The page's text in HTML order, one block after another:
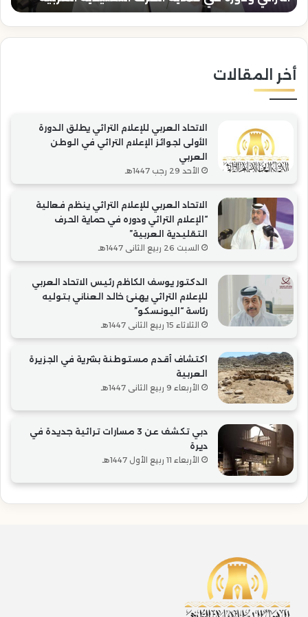
حماية
الحرف
التقليدية
أخر المقالات
الاتحاد العربي للإعلام التراثي يطلق الدورة
الأولى لجوائز الإعلام التراثي في الوطن
العربي
الأحد 29 رجب 1447هـ
الاتحاد العربي للإعلام التراثي ينظم فعالية
“الإعلام التراثي ودوره في حماية الحرف
التقليدية العربية”
السبت 26 ربيع الثاني 1447هـ
الدكتور يوسف الكاظم رئيس الاتحاد العربي
للإعلام التراثي يهنئ خالد العناني بتوليه
رئاسة “اليونسكو”
الثلاثاء 15 ربيع الثاني 1447هـ
اكتشاف أقدم مستوطنة بشرية في الجزيرة
العربية
الأربعاء 9 ربيع الثاني 1447هـ
دبي تكشف عن 3 مسارات تراثية جديدة في
ديرة
الأربعاء 11 ربيع الأول 1447هـ